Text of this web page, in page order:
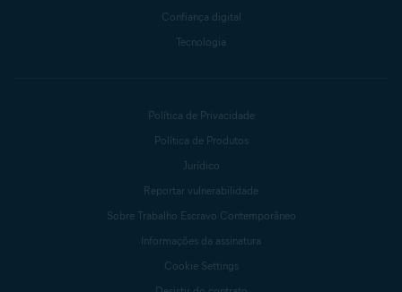
Confiança digital
Tecnologia
Política de Privacidade
Política de Produtos
Jurídico
Reportar vulnerabilidade
Sobre Trabalho Escravo Contemporâneo
Informações da assinatura
Cookie Settings